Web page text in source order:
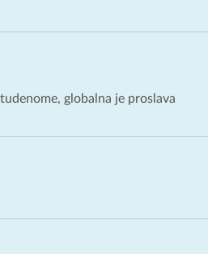
globalna je proslava